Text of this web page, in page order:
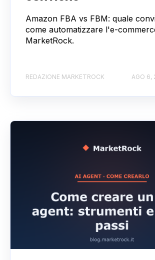
Amazon FBA vs FBM: quale
come automatizzare l'e-
MarketRock.
REDAZIONE MARKETROCK AGO 6,